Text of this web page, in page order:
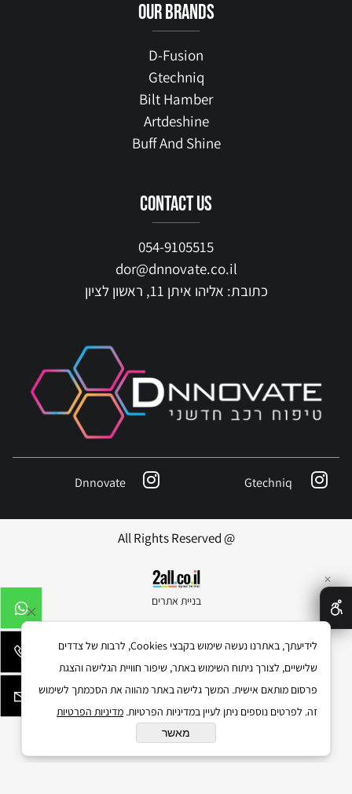
our brands
D-Fusion
Gtechniq
Bilt Hamber
Artdeshine
Buff And Shine
contact us
054-9105515
dor@dnnovate.co.il
כתובת: אליהו איתן 11, ראשון לציון
Gtechniq
Dnnovate
@ All Rights Reserved
בניית אתרים
✕
לידיעתך, באתרנו נעשה שימוש בקבצי Cookies, לרבות של צדדים
שלישיים, לצורך ניתוח השימוש באתר, שיפור חוויית הגלישה והצגת
פרסום מותאם אישית. המשך גלישה באתר מהווה את הסכמתך לשימוש
זה. לפרטים נוספים ניתן לעיין במדיניות הפרטיות. מדיניות הפרטיות
מאשר